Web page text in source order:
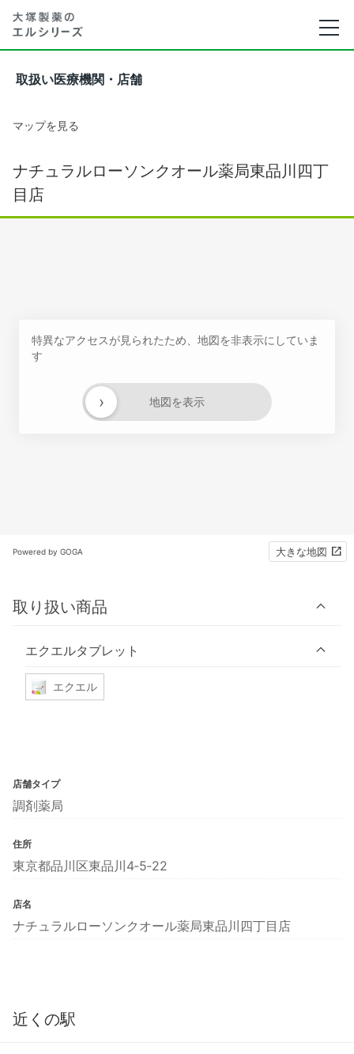
取扱い医療機関・店舗
マップを見る
ナチュラルローソンクオール薬局東品川四丁
目店
特異なアクセスが見られたため、地図を非表示にしていま
す
地図を表示
›
Powered by GOGA 大きな地図
取り扱い商品
エクエルタブレット
エクエル
店舗タイプ
調剤薬局
住所
東京都品川区東品川4‐5‐22
店名
ナチュラルローソンクオール薬局東品川四丁目店
近くの駅